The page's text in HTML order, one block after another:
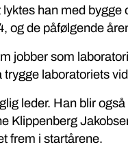
han med bygge
og de påfølgende
jobber som
laboratoriets
leder. Han blir
Klippenberg
frem i startårene.